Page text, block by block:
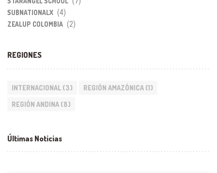
SUBNATIONALX (4)
ZEALUP COLOMBIA (2)
REGIONES
INTERNACIONAL(3) REGIÓN AMAZÓNICA(1)
REGIÓN ANDINA(8)
Últimas Noticias